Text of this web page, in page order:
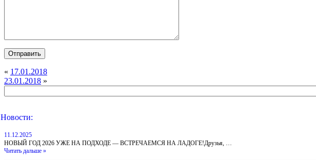
« 17.01.2018
23.01.2018 »
Новости:
11.12.2025
НОВЫЙ ГОД 2026 УЖЕ НА ПОДХОДЕ — ВСТРЕЧАЕМСЯ НА ЛАДОГЕ!Друзья, …
Читать дальше »